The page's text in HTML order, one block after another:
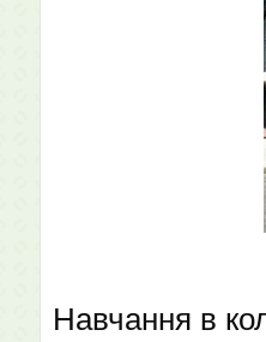
Навчання в